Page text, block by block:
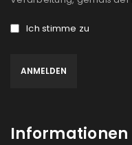
Ich stimme zu
Informationen